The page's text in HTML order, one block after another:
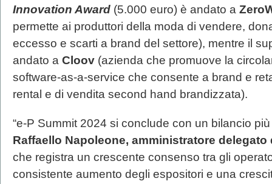
Innovation Award (5.000 euro) è andato a
permette ai produttori della moda di vendere,
eccesso e scarti a brand del settore), mentre il
andato a Cloov (azienda che promuove la
software-as-a-service che consente a brand e
rental e di vendita second hand brandizzata).
“e-P Summit 2024 si conclude con un bilancio
Raffaello Napoleone, amministratore delegato
che registra un crescente consenso tra gli
consistente aumento degli espositori e una